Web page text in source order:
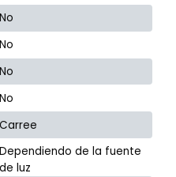
No
No
No
No
Carree
Dependiendo de la fuente
de luz